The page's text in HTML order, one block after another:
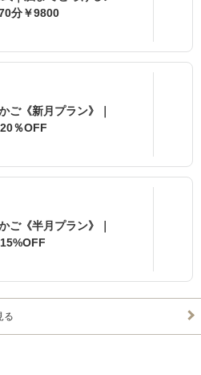
分￥9800
ご《新月プラン》｜
％OFF
ご《半月プラン》｜
る